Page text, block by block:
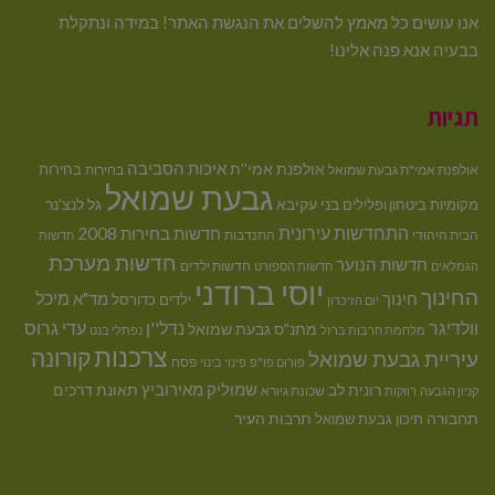
אנו עושים כל מאמץ להשלים את הנגשת האתר! במידה ונתקלת
בבעיה אנא פנה אלינו!
תגיות
אולפנת אמי"ת גבעת שמואל אולפנת אמי''תאיכות הסביבה בחירות בחירות
מקומיותביטחון ופלילים בני עקיבא גבעת שמואל גל לנצ'נר
הבית היהודי התחדשות עירונית התנדבות חדשות בחירות 2008 חדשות
הגמלאים חדשות הנוער חדשות הספורט חדשות ילדים חדשות מערכת
החינוך חינוך יום הזיכרון יוסי ברודני ילדים כדורסל מד"א מיכל
וולדיגר מלחמת חרבות ברזל מתנ"ס גבעת שמואל נדל''ן נפתלי בנט עדי גרוס
עיריית גבעת שמואל פורום פו"פ פינוי בינוי פסח צרכנותקורונה
קניון הגבעה רווקות רונית לב שכונת גיורא שמוליק מאירוביץ תאונת דרכים
תחבורה תיכון גבעת שמואל תרבות העיר